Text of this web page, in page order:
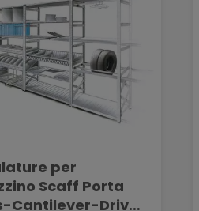
per
Scaff Porta
Cantilever-Drive